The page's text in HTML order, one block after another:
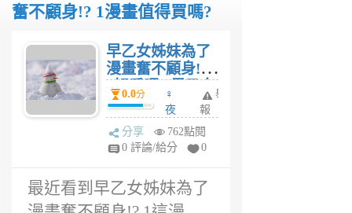
奮不顧身!? 1漫畫值得買嗎?
早乙女姊妹為了
漫畫奮不顧身!?
1好看嗎? 早乙女
姊妹為了漫畫奮
不顧身!? 1漫畫
值得買嗎?
0.0分
♀
夜
妤
6
舉
報
分享
762點閱
0 評論/給分
0
最近看到早乙女姊妹為了